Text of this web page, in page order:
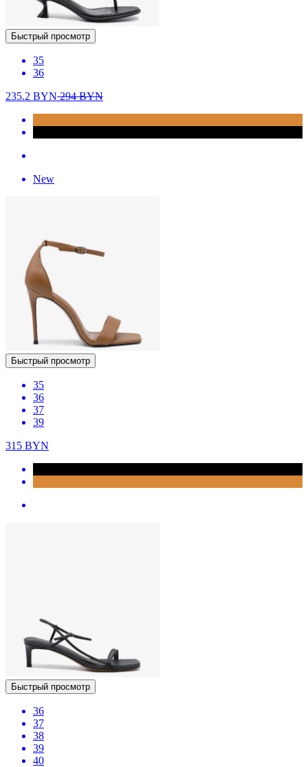
Быстрый просмотр
35
36
235.2 BYN294BYN
New
Быстрый просмотр
35
36
37
39
315 BYN
Быстрый просмотр
36
37
38
39
40